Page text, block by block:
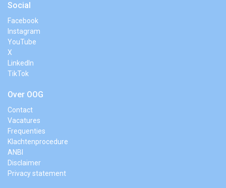
Social
Facebook
Instagram
YouTube
X
LinkedIn
TikTok
Over OOG
Contact
Vacatures
Frequenties
Klachtenprocedure
ANBI
Disclaimer
Privacy statement